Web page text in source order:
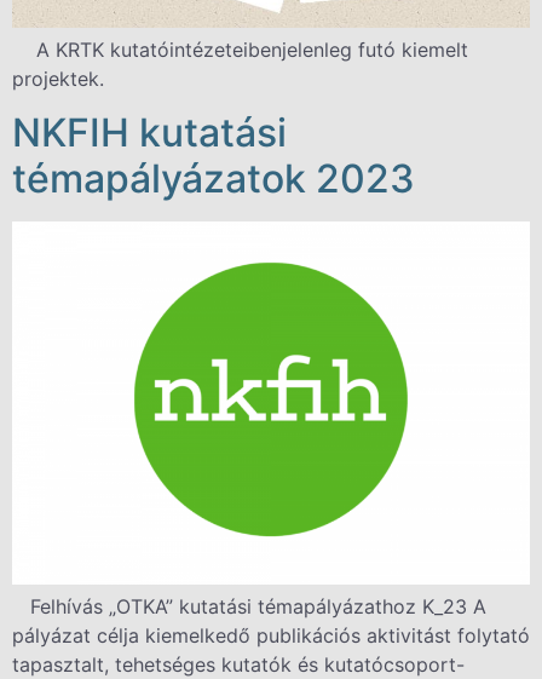
A KRTK kutatóintézeteibenjelenleg futó kiemelt
projektek.
NKFIH kutatási
témapályázatok 2023
Felhívás „OTKA” kutatási témapályázathoz K_23 A
pályázat célja kiemelkedő publikációs aktivitást folytató
tapasztalt, tehetséges kutatók és kutatócsoport-